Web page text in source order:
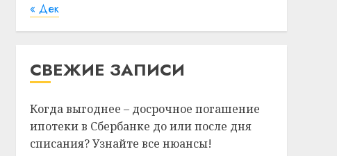
« Дек
СВЕЖИЕ ЗАПИСИ
Когда выгоднее – досрочное погашение
ипотеки в Сбербанке до или после дня
списания? Узнайте все нюансы!